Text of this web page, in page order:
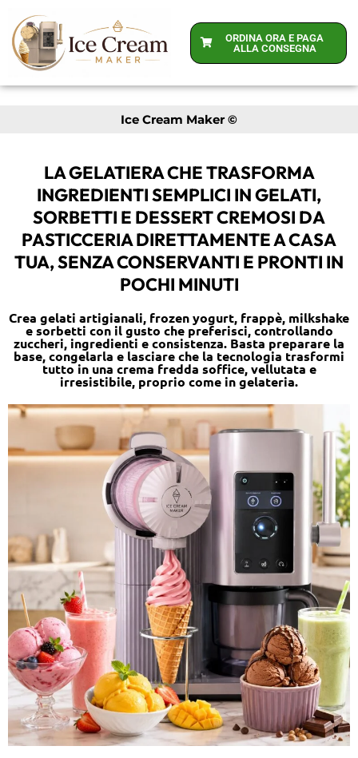
ORDINA ORA E PAGA
ALLA CONSEGNA
Ice Cream Maker ©
LA GELATIERA CHE TRASFORMA
INGREDIENTI SEMPLICI IN GELATI,
SORBETTI E DESSERT CREMOSI DA
PASTICCERIA DIRETTAMENTE A CASA
TUA, SENZA CONSERVANTI E PRONTI IN
POCHI MINUTI
Crea gelati artigianali, frozen yogurt, frappè, milkshake
e sorbetti con il gusto che preferisci, controllando
zuccheri, ingredienti e consistenza. Basta preparare la
base, congelarla e lasciare che la tecnologia trasformi
tutto in una crema fredda soffice, vellutata e
irresistibile, proprio come in gelateria.